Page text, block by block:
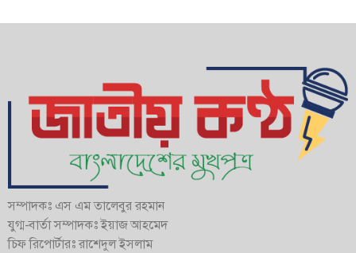
সম্পাদকঃ এস এম তালেবুর রহমান
যুগ্ম-বার্তা সম্পাদকঃ ইয়াজ আহমেদ
চিফ রিপোর্টারঃ রাশেদুল ইসলাম